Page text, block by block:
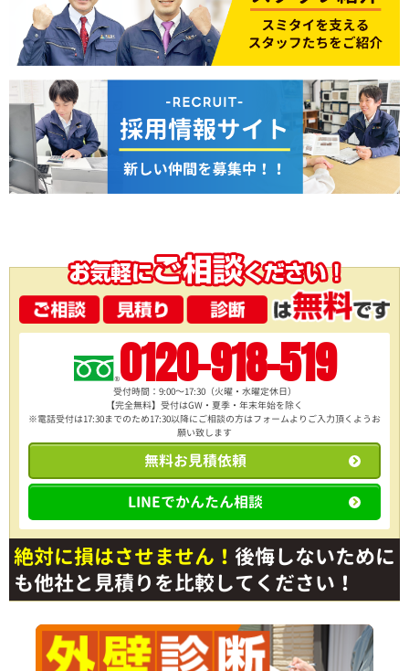
0120-918-519
受付時間：9:00～17:30（火曜・水曜定休日）
【完全無料】受付はGW・夏季・年末年始を除く
※電話受付は17:30までのため17:30以降にご相談の方はフォームよりご入力頂くようお
願い致します
無料お見積依頼
LINEでかんたん相談
絶対に損はさせません！ 後悔しないために
も他社と見積りを比較してください！